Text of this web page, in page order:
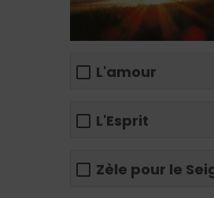
L'amour
L'Esprit
Zèle pour le